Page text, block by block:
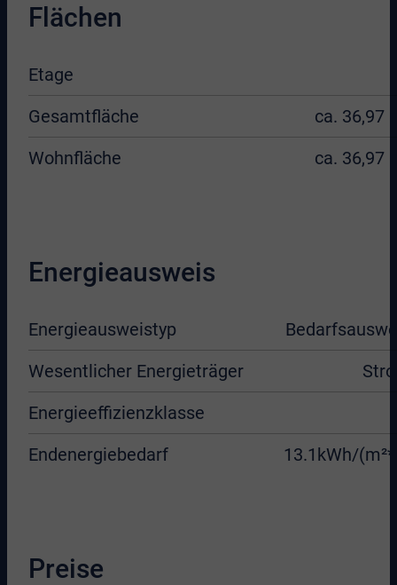
Flächen
Etage
Gesamtfläche
ca. 36,97
Wohnfläche
ca. 36,97
Energieausweis
Energieausweistyp
Wesentlicher Energieträger
Energieeffizienzklasse
Endenergiebedarf
13.1kWh/
Preise